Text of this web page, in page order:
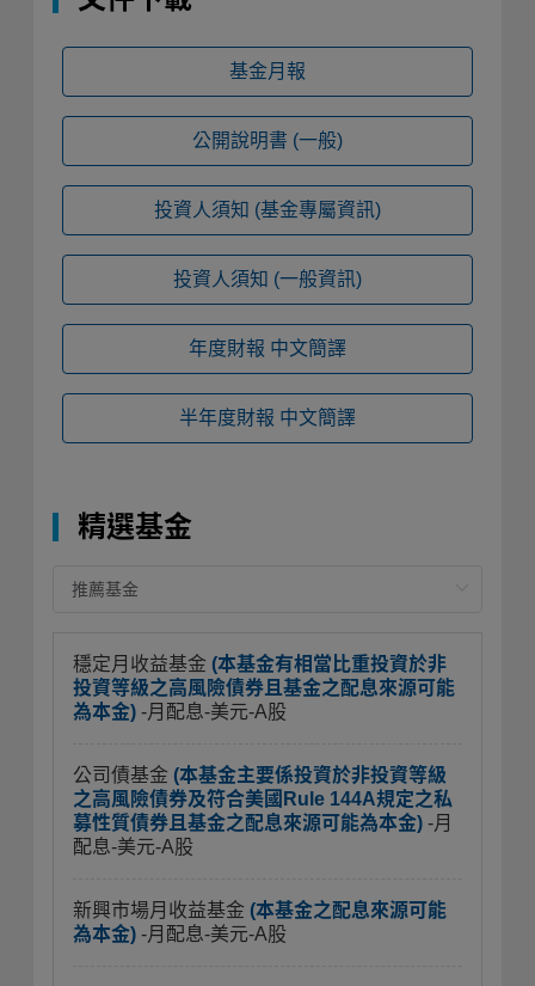
基金月報
公開說明書 (一般)
投資人須知 (基金專屬資訊)
投資人須知 (一般資訊)
年度財報 中文簡譯
半年度財報 中文簡譯
精選基金
穩定月收益基金 (本基金有相當比重投資於非
投資等級之高風險債券且基金之配息來源可能
為本金) -月配息-美元-A股
公司債基金 (本基金主要係投資於非投資等級
之高風險債券及符合美國Rule 144A規定之私
募性質債券且基金之配息來源可能為本金) -月
配息-美元-A股
新興市場月收益基金 (本基金之配息來源可能
為本金) -月配息-美元-A股